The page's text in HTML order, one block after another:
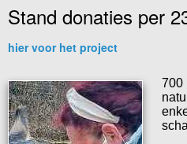
Stand donaties per
hier voor het project
700